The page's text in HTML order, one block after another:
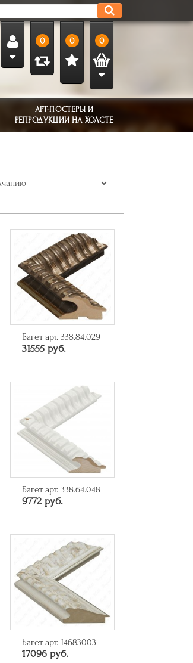
0 0 0
АРТ-ПОСТЕРЫ И
РЕПРОДУКЦИИ НА ХОЛСТЕ
Багет арт. 338.84.029
31555 руб.
Багет арт. 338.64.048
9772 руб.
Багет арт. 14683003
17096 руб.